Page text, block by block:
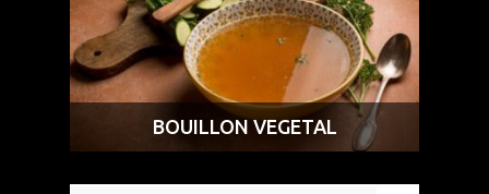
BOUILLON VEGETAL